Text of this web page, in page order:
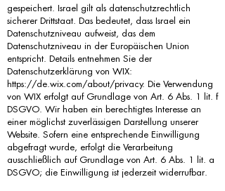
gespeichert. Israel gilt als datenschutzrechtlich
sicherer Drittstaat. Das bedeutet, dass Israel ein
Datenschutzniveau aufweist, das dem
Datenschutzniveau in der Europäischen Union
entspricht. Details entnehmen Sie der
Datenschutzerklärung von WIX:
https://de.wix.com/about/privacy. Die Verwendung
von WIX erfolgt auf Grundlage von Art. 6 Abs. 1 lit. f
DSGVO. Wir haben ein berechtigtes Interesse an
einer möglichst zuverlässigen Darstellung unserer
Website. Sofern eine entsprechende Einwilligung
abgefragt wurde, erfolgt die Verarbeitung
ausschließlich auf Grundlage von Art. 6 Abs. 1 lit. a
DSGVO; die Einwilligung ist jederzeit widerrufbar.